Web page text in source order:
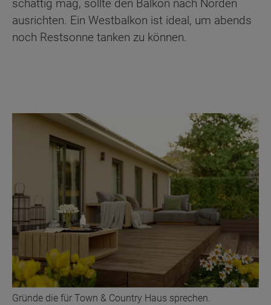
schattig mag, sollte den Balkon nach Norden
ausrichten. Ein Westbalkon ist ideal, um abends
noch Restsonne tanken zu können.
Gründe die für Town & Country Haus sprechen.